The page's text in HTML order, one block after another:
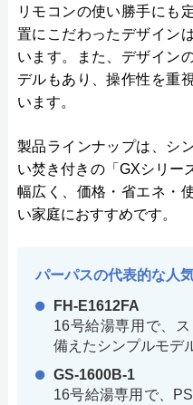
リモコンの使い勝手にも
置にこだわったデザイン
います。また、デザイン
デルもあり、操作性を重
います。
製品ラインナップは、シ
い焚き付きの「GXシリー
幅広く、価格・省エネ・
い家庭におすすめです。
パーパスの代表的な人
FH-E1612FA
16号給湯専用で、
備えたシンプルモデ
GS-1600B-1
16号給湯専用で、